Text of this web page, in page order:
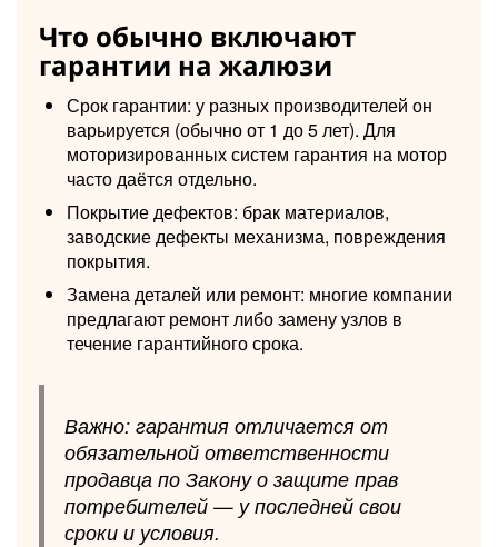
Что обычно включают
гарантии на жалюзи
Срок гарантии: у разных производителей он
варьируется (обычно от 1 до 5 лет). Для
моторизированных систем гарантия на мотор
часто даётся отдельно.
Покрытие дефектов: брак материалов,
заводские дефекты механизма, повреждения
покрытия.
Замена деталей или ремонт: многие компании
предлагают ремонт либо замену узлов в
течение гарантийного срока.
Важно: гарантия отличается от
обязательной ответственности
продавца по Закону о защите прав
потребителей — у последней свои
сроки и условия.